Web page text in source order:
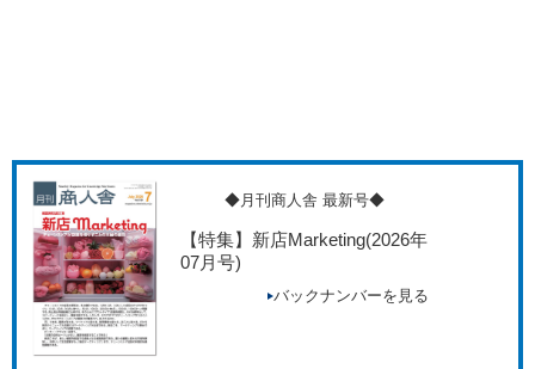
◆月刊商人舎 最新号◆
【特集】新店Marketing(2026年
07月号)
バックナンバーを見る